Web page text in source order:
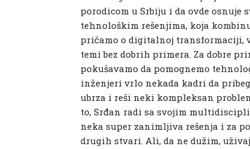
porodicom u Srbiju i da ovde
tehnološkim rešenjima, koja
pričamo o digitalnoj transformaciji,
temi bez dobrih primera. Za dobre
pokušavamo da pomognemo
inženjeri vrlo nekada kadri da
ubrza i reši neki kompleksan
to, Srđan radi sa svojim
neka super zanimljiva rešenja i za
drugih stvari. Ali, da ne dužim,